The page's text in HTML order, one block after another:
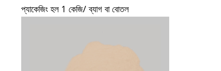
প্যাকেজিং হল 1 কেজি/ ব্যাগ বা বোতল